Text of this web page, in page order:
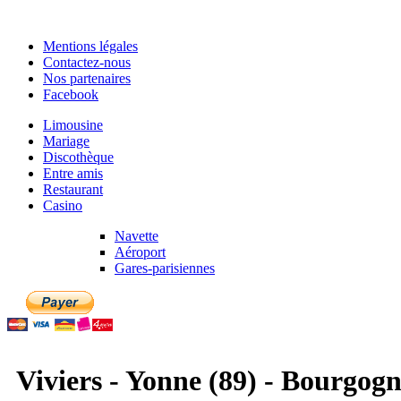
Mentions légales
Contactez-nous
Nos partenaires
Facebook
Limousine
Mariage
Discothèque
Entre amis
Restaurant
Casino
Navette
Aéroport
Gares-parisiennes
Viviers - Yonne (89) -